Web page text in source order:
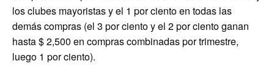
los clubes mayoristas y el 1 por ciento en todas las
demás compras (el 3 por ciento y el 2 por ciento ganan
hasta $ 2,500 en compras combinadas por trimestre,
luego 1 por ciento).